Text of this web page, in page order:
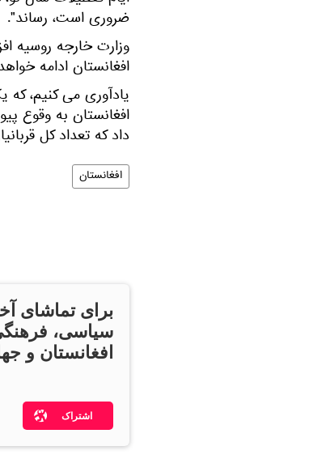
ضروری است، رساند".
وزارت خارجه روسیه
افغانستان ادامه
افغانستان به وقوع
داد که تعداد کل قربانیان از 10 هزار
افغانستان
برای تماشای
سیاسی،
افغانستان و
اشتراک